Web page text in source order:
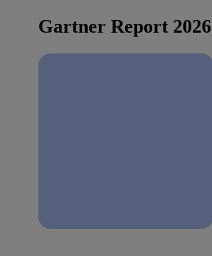
Gartner Report 2026